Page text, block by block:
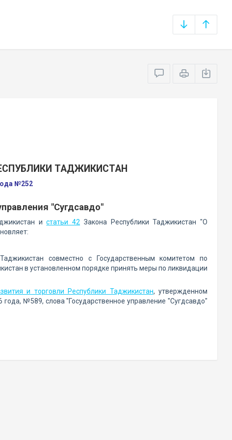
ТАДЖИКИСТАН
№252
"Сугдсавдо"
истатьи 42 Закона Республики Таджикистан "О
совместно с Государственным комитетом по
в установленном порядке принять меры по ликвидации
и торговли Республики Таджикистан, утвержденном
№589, слова "Государственное управление "Сугдсавдо"